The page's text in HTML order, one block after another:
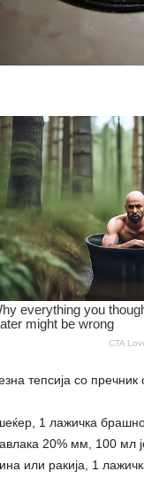
тепсија со
1 лажичка
20% мм, 100 мл
или ракија, 1